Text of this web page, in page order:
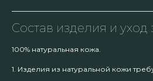
Состав изделия и уход
100% натуральная кожа.
1. Изделия из натуральной кожи